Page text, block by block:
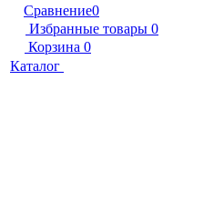
Сравнение0
Избранные товары 0
Корзина 0
Каталог